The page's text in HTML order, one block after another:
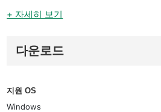
+ 자세히 보기
다운로드
지원 OS
Windows